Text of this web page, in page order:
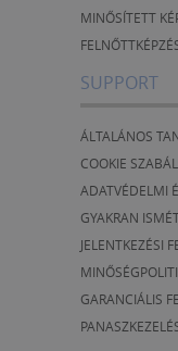
MINŐSÍTETT
SUPPORT
ÁLTALÁNOS
COOKIE
ADATVÉDELMI
GYAKRAN
JELENTKEZÉSI
GARANCIÁLIS